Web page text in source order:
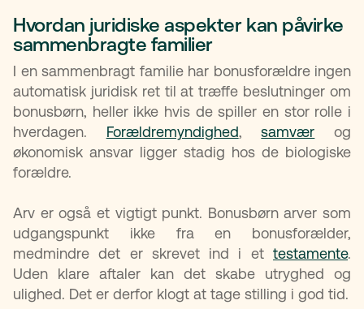
Hvordan juridiske aspekter kan påvirke
sammenbragte familier
I en sammenbragt familie har bonusforældre ingen
automatisk juridisk ret til at træffe beslutninger om
bonusbørn, heller ikke hvis de spiller en stor rolle i
hverdagen. Forældremyndighed,samvær og
økonomisk ansvar ligger stadig hos de biologiske
forældre.
Arv er også et vigtigt punkt. Bonusbørn arver som
udgangspunkt ikke fra en bonusforælder,
medmindre det er skrevet ind i et testamente.
Uden klare aftaler kan det skabe utryghed og
ulighed. Det er derfor klogt at tage stilling i god tid.